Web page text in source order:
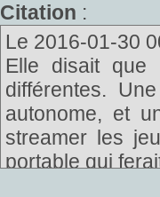
Citation :
Le 2016-01-30
Elle disait
différentes.
autonome, et
streamer les
portable qui